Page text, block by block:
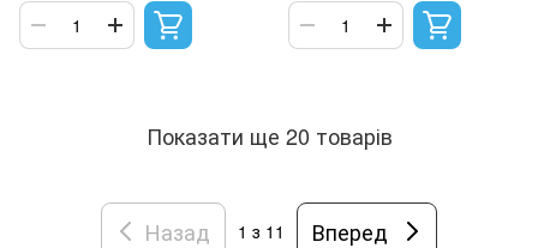
Показати ще 20 товарів
Назад 1 з 11 Вперед